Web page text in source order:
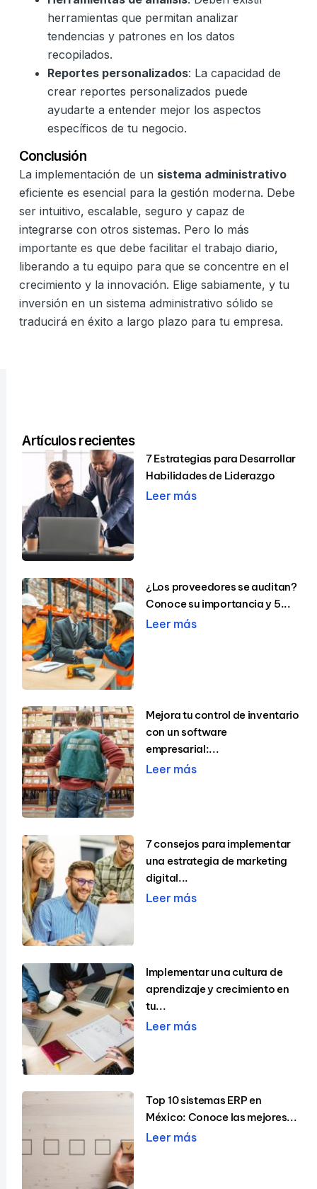
herramientas que permitan analizar
tendencias y patrones en los datos
recopilados.
Reportes personalizados: La capacidad de
crear reportes personalizados puede
ayudarte a entender mejor los aspectos
específicos de tu negocio.
Conclusión
La implementación de un sistema administrativo
eficiente es esencial para la gestión moderna. Debe
ser intuitivo, escalable, seguro y capaz de
integrarse con otros sistemas. Pero lo más
importante es que debe facilitar el trabajo diario,
liberando a tu equipo para que se concentre en el
crecimiento y la innovación. Elige sabiamente, y tu
inversión en un sistema administrativo sólido se
traducirá en éxito a largo plazo para tu empresa.
Artículos recientes
7 Estrategias para Desarrollar
Habilidades de Liderazgo
Leer más
¿Los proveedores se auditan?
Conoce su importancia y 5...
Leer más
Mejora tu control de inventario
con un software
empresarial:...
Leer más
7 consejos para implementar
una estrategia de marketing
digital...
Leer más
Implementar una cultura de
aprendizaje y crecimiento en
tu...
Leer más
Top 10 sistemas ERP en
México: Conoce las mejores...
Leer más